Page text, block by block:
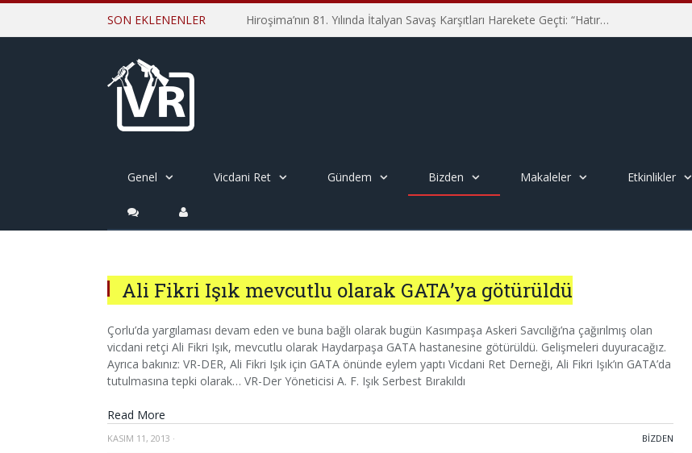
SON EKLENENLER Hiroşima’nın 81. Yılında İtalyan Savaş Karşıtları Harekete Geçti: “Hatırlamak yeterli değil”
Genel Vicdani Ret Gündem Bizden Makaleler Etkinlikler
Ali Fikri Işık mevcutlu olarak GATA’ya götürüldü
Çorlu’da yargılaması devam eden ve buna bağlı olarak bugün Kasımpaşa Askeri Savcılığı’na çağırılmış olan
vicdani retçi Ali Fikri Işık, mevcutlu olarak Haydarpaşa GATA hastanesine götürüldü. Gelişmeleri duyuracağız.
Ayrıca bakınız: VR-DER, Ali Fikri Işık için GATA önünde eylem yaptı Vicdani Ret Derneği, Ali Fikri Işık’ın GATA’da
tutulmasına tepki olarak… VR-Der Yöneticisi A. F. Işık Serbest Bırakıldı
Read More
KASIM 11, 2013 · BIZDEN